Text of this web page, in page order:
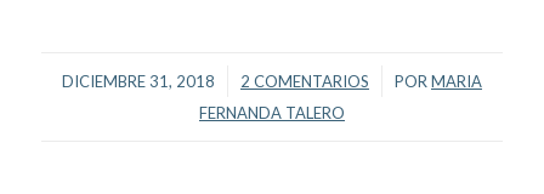
DICIEMBRE 31, 2018
/ 2 COMENTARIOS
/ POR MARIA
FERNANDA TALERO